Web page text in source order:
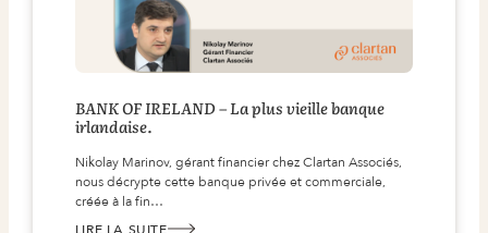
BANK OF IRELAND – La plus vieille banque
irlandaise.
Nikolay Marinov, gérant financier chez Clartan Associés,
nous décrypte cette banque privée et commerciale,
créée à la fin…